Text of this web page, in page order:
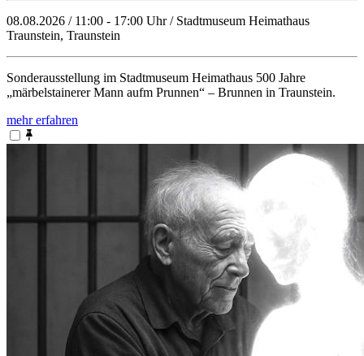
08.08.2026 / 11:00 - 17:00 Uhr / Stadtmuseum Heimathaus
Traunstein, Traunstein
Sonderausstellung im Stadtmuseum Heimathaus 500 Jahre
„märbelstainerer Mann aufm Prunnen“ – Brunnen in Traunstein.
mehr erfahren